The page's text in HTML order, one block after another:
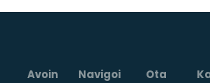
Avoin
Ota
Navigoi